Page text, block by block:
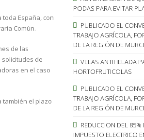
España, con
Común.
de las
de
en el caso
también el plazo
PODAS PARA EVITAR
PUBLICADO EL
TRABAJO AGRÍCOLA,
DE LA REGIÓN DE
VELAS ANTIHELADA
HORTOFRUTICOLAS
PUBLICADO EL
TRABAJO AGRÍCOLA,
DE LA REGIÓN DE
REDUCCION DEL 85%
IMPUESTO ELECTRICO